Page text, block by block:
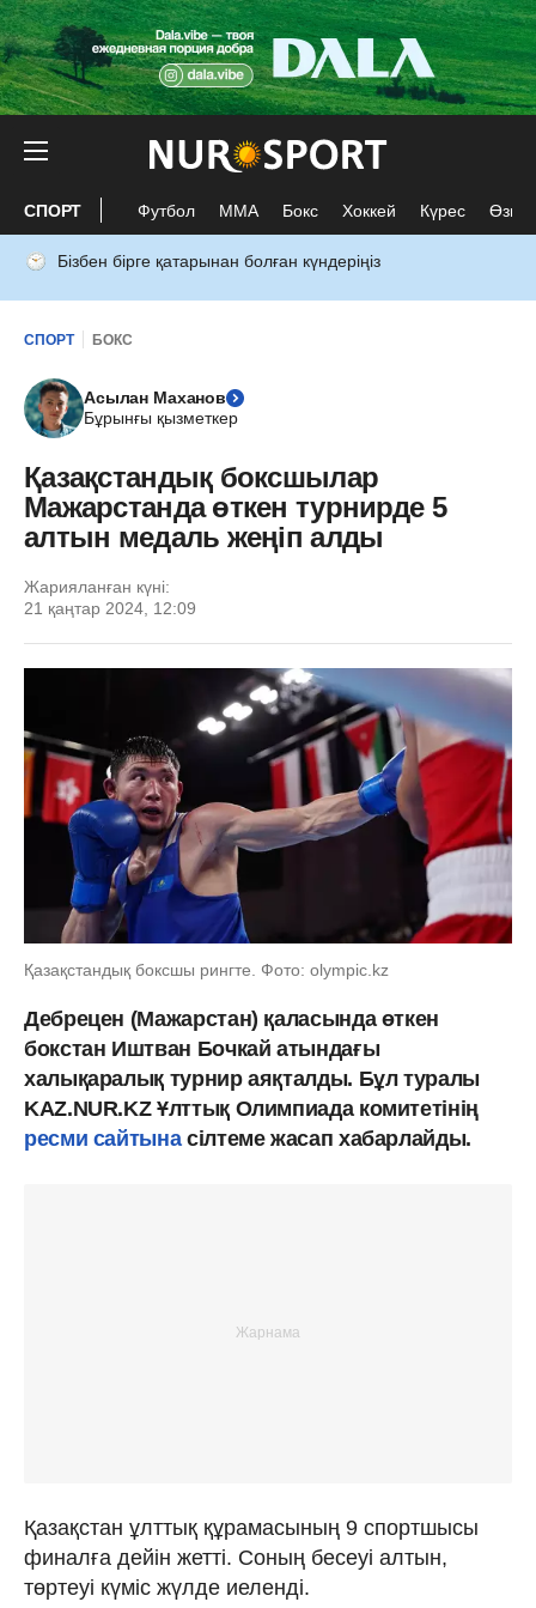
СПОРТ Футбол ММА Бокс Хоккей Күрес Өзге
Бізбен бірге қатарынан болған күндеріңіз
СПОРТ БОКС
Асылан Маханов
Бұрынғы қызметкер
Қазақстандық боксшылар
Мажарстанда өткен турнирде 5
алтын медаль жеңіп алды
Жарияланған күні:
21 қаңтар 2024, 12:09
Қазақстандық боксшы рингте. Фото: olympic.kz
Дебрецен (Мажарстан) қаласында өткен
бокстан Иштван Бочкай атындағы
халықаралық турнир аяқталды. Бұл туралы
KAZ.NUR.KZ Ұлттық Олимпиада комитетінің
ресми сайтына сілтеме жасап хабарлайды.
Қазақстан ұлттық құрамасының 9 спортшысы
финалға дейін жетті. Соның бесеуі алтын,
төртеуі күміс жүлде иеленді.